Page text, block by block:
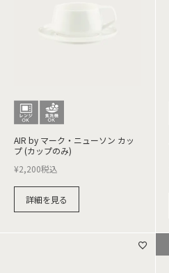
AIR by マーク・ニューソン カッ
プ (カップのみ)
¥2,200税込
詳細を見る